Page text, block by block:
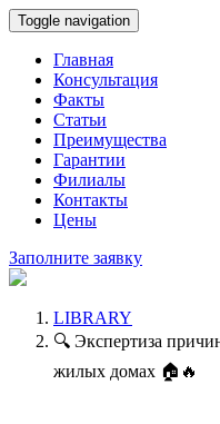
Toggle navigation
Главная
Консультация
Факты
Статьи
Преимущества
Гарантии
Филиалы
Контакты
Цены
Заполните заявку
LIBRARY
🔍 Экспертиза
жилых домах 🏠🔥